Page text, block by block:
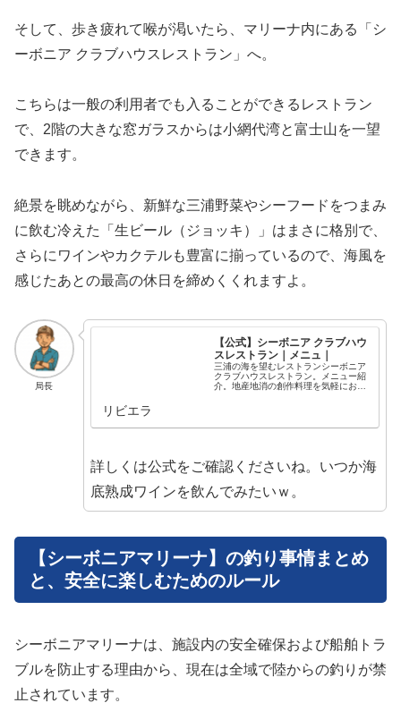
そして、歩き疲れて喉が渇いたら、マリーナ内にある「シ
ーボニア クラブハウスレストラン」へ。
こちらは一般の利用者でも入ることができるレストラン
で、2階の大きな窓ガラスからは小網代湾と富士山を一望
できます。
絶景を眺めながら、新鮮な三浦野菜やシーフードをつまみ
に飲む冷えた「生ビール（ジョッキ）」はまさに格別で、
さらにワインやカクテルも豊富に揃っているので、海風を
感じたあとの最高の休日を締めくくれますよ。
局長
【公式】シーボニア クラブハウ
スレストラン｜メニュ｜
三浦の海を望むレストランシーボニア
クラブハウスレストラン。メニュー紹
介。地産地消の創作料理を気軽にお愉
リビエラ
詳しくは公式をご確認くださいね。いつか海
底熟成ワインを飲んでみたいｗ。
【シーボニアマリーナ】の釣り事情まとめ
と、安全に楽しむためのルール
シーボニアマリーナは、施設内の安全確保および船舶トラ
ブルを防止する理由から、現在は全域で陸からの釣りが禁
止されています。